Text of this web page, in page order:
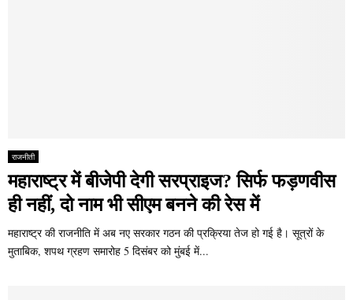
राजनीती
महाराष्ट्र में बीजेपी देगी सरप्राइज? सिर्फ फड़णवीस
ही नहीं, दो नाम भी सीएम बनने की रेस में
महाराष्ट्र की राजनीति में अब नए सरकार गठन की प्रक्रिया तेज हो गई है। सूत्रों के
मुताबिक, शपथ ग्रहण समारोह 5 दिसंबर को मुंबई में...